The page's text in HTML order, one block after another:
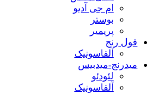
ام جی آدیو
بوستر
پریمیر
فول رنج
آلفاسونیک
میدرنج-میدبیس
لئودئو
آلفاسونیک